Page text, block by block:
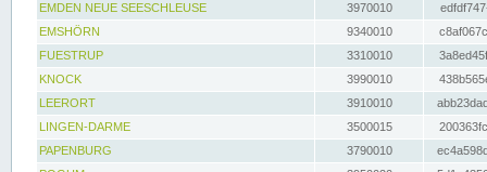
EMDEN NEUE SEESCHLEUSE
3970010
EMSHÖRN
9340010
FUESTRUP
3310010
KNOCK
3990010
LEERORT
3910010
LINGEN-DARME
3500015
PAPENBURG
3790010